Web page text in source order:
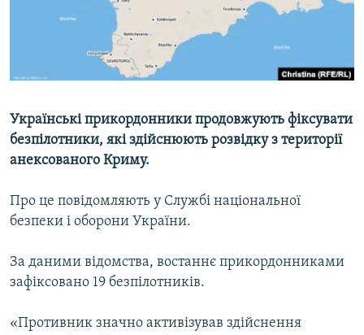
ВІДЕОУРОКИ «ELIFBE»
СВІДЧЕННЯ ОКУПАЦІЇ
УКРАЇНСЬКА ПРОБЛЕМА КРИМУ
Українські прикордонники продовжують фіксувати
безпілотники, які здійснюють розвідку з території
анексованого Криму.
Про це повідомляють у Службі національної
безпеки і оборони України.
За даними відомства, востаннє прикордонниками
зафіксовано 19 безпілотників.
«Противник значно активізував здійснення